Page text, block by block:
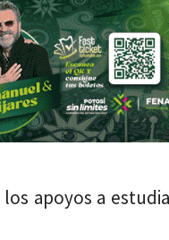
apoyos a